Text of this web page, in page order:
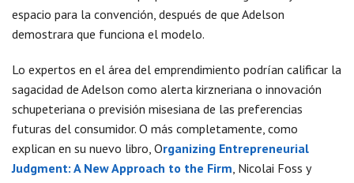
espacio para la convención, después de que Adelson
demostrara que funciona el modelo.
Lo expertos en el área del emprendimiento podrían calificar la
sagacidad de Adelson como alerta kirzneriana o innovación
schupeteriana o previsión misesiana de las preferencias
futuras del consumidor. O más completamente, como
explican en su nuevo libro, Organizing Entrepreneurial
Judgment: A New Approach to the Firm, Nicolai Foss y